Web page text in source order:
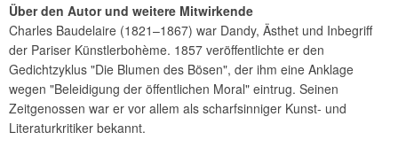
Über den Autor und weitere Mitwirkende
Charles Baudelaire (1821–1867) war Dandy, Ästhet und Inbegriff
der Pariser Künstlerbohème. 1857 veröffentlichte er den
Gedichtzyklus "Die Blumen des Bösen", der ihm eine Anklage
wegen "Beleidigung der öffentlichen Moral" eintrug. Seinen
Zeitgenossen war er vor allem als scharfsinniger Kunst- und
Literaturkritiker bekannt.